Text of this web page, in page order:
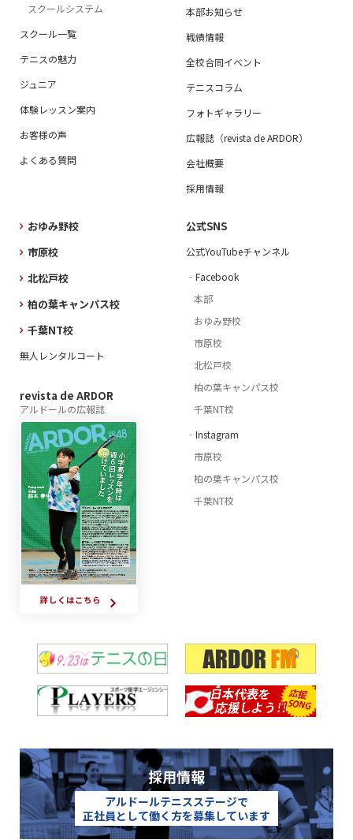
スクールシステム
スクール一覧
テニスの魅力
ジュニア
体験レッスン案内
お客様の声
よくある質問
本部お知らせ
戦績情報
全校合同イベント
テニスコラム
フォトギャラリー
広報誌（revista de ARDOR）
会社概要
採用情報
おゆみ野校
市原校
北松戸校
柏の葉キャンパス校
千葉NT校
無人レンタルコート
revista de ARDOR
アルドールの広報誌
詳しくはこちら
公式SNS
公式YouTubeチャンネル
‐Facebook
本部
おゆみ野校
市原校
北松戸校
柏の葉キャンパス校
千葉NT校
‐Instagram
市原校
柏の葉キャンパス校
千葉NT校
採用情報
アルドールテニスステージで
正社員として働く方を募集しています